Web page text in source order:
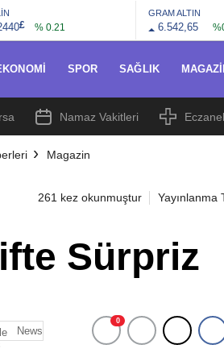
£ % 0.21
GRAM ALTIN
6.542,65
SPOR SAĞLIK
Namaz Vakitleri
Magazin
261 kez okunmuştur Yayınlanma
Sürpriz
News
0